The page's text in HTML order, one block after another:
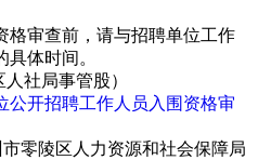
格审查前，请与招聘单位工作
体时间。
社局事管股）
公开招聘工作人员入围资格审
市零陵区人力资源和社会保障局